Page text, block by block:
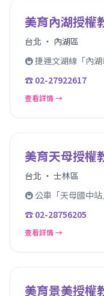
美育內湖授權
台北 ・ 內湖區
🚇 捷運文湖線「內
☎ 02-27922617
查看詳情 →
美育天母授權
台北 ・ 士林區
🚇 公車「天母國中站
☎ 02-28756205
查看詳情 →
美育景美授權